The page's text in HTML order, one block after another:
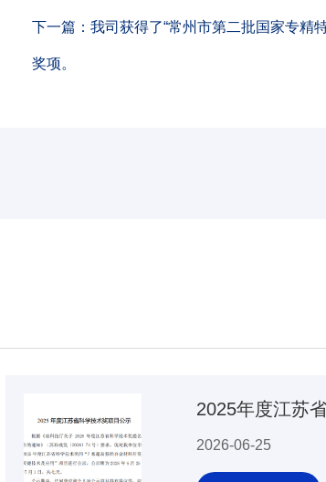
下一篇： 我司获得了“常州市第二批国家专精
奖项。
2025年度江苏
2026-06-25